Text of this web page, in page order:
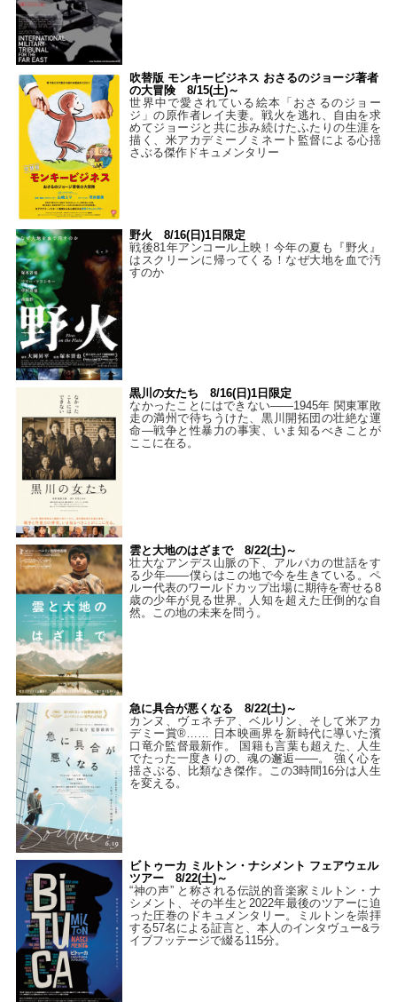
吹替版 モンキービジネス おさるのジョージ著者
の大冒険 8/15(土)～
世界中で愛されている絵本「おさるのジョー
ジ」の原作者レイ夫妻。戦火を逃れ、自由を求
めてジョージと共に歩み続けたふたりの生涯を
描く、米アカデミーノミネート監督による心揺
さぶる傑作ドキュメンタリー
野火 8/16(日)1日限定
戦後81年アンコール上映！今年の夏も『野火』
はスクリーンに帰ってくる！なぜ大地を血で汚
すのか
黒川の女たち 8/16(日)1日限定
なかったことにはできない——1945年 関東軍敗
走の満州で待ちうけた、黒川開拓団の壮絶な運
命―戦争と性暴力の事実、いま知るべきことが
ここに在る。
雲と大地のはざまで 8/22(土)～
壮大なアンデス山脈の下、アルパカの世話をす
る少年――僕らはこの地で今を生きている。ペ
ルー代表のワールドカップ出場に期待を寄せる8
歳の少年が見る世界。人知を超えた圧倒的な自
然。この地の未来を問う。
急に具合が悪くなる 8/22(土)～
カンヌ、ヴェネチア、ベルリン、そして米アカ
デミー賞®…… 日本映画界を新時代に導いた濱
口竜介監督最新作。 国籍も言葉も超えた、人生
でたった一度きりの、魂の邂逅――。 強く心を
揺さぶる、比類なき傑作。この3時間16分は人生
を変える。
ビトゥーカ ミルトン・ナシメント フェアウェル
ツアー 8/22(土)～
“神の声” と称される伝説的音楽家ミルトン・ナ
シメント、その半生と2022年最後のツアーに迫
った圧巻のドキュメンタリー。ミルトンを崇拝
する57名による証言と、本人のインタヴュー&ラ
イブフッテージで綴る115分。